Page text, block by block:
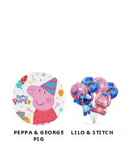
см
+
тежест
PEPPA & GEORGE
PIG
LILO & STITCH